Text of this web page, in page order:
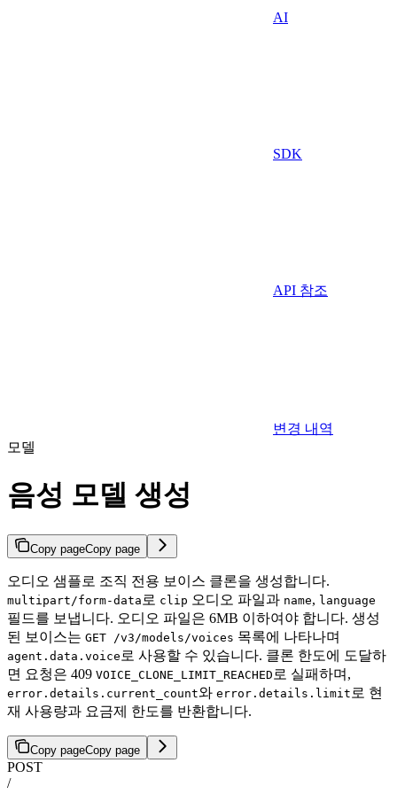
AI
SDK
API 참조
변경 내역
모델
음성 모델 생성
Copy pageCopy page
오디오 샘플로 조직 전용 보이스 클론을 생성합니다.
multipart/form-data 로 clip 오디오 파일과 name, language
필드를 보냅니다. 오디오 파일은 6MB 이하여야 합니다. 생성
된 보이스는 GET /v3/models/voices 목록에 나타나며
agent.data.voice 로 사용할 수 있습니다. 클론 한도에 도달하
면 요청은 409 VOICE_CLONE_LIMIT_REACHED 로 실패하며,
error.details.current_count와 error.details.limit 로 현
재 사용량과 요금제 한도를 반환합니다.
Copy pageCopy page
POST
/